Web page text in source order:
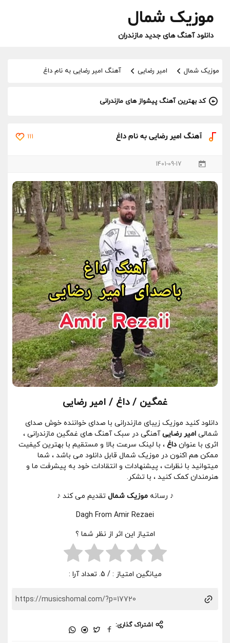
موزیک شمال
دانلود آهنگ های جدید مازندران
موزیک شمال امیر رضایی آهنگ امیر رضایی به نام داغ
کد بهترین آهنگ پیشواز های مازندرانی
آهنگ امیر رضایی به نام داغ 111
1401-09-17
غمگین / داغ / امیر رضایی
دانلود کنید موزیک زیبای مازندرانی با صدای خواننده خوش صدای
شمالی امیر رضاییآهنگی در سبک آهنگ های غمگین مازندرانی ،
اثری با عنوان داغ ، با لینک سرعت بالا و مستقیم با بهترین کیفیت
ممکن هم اکنون در موزیک شمال قابل دانلود می باشد ، شما
میتوانید با نظرات ، پیشنهادات و انتقادات خود به پیشرفت ما و
هنرمندان کمک کنید ، با تشکر.
♪ رسانهموزیک شمال تقدیم می کند ♪
Dagh From Amir Rezaei
امتیاز این اثر از نظر شما ؟
میانگین امتیاز : / 5. تعداد آرا :
اشتراک گذاری: